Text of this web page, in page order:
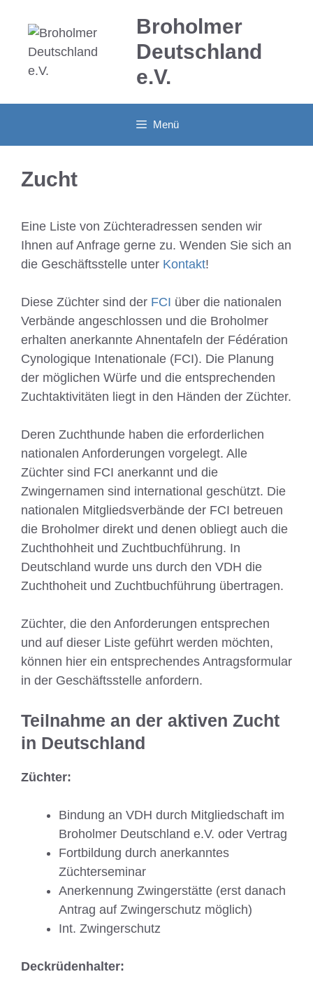
Inhalt
springen
Broholmer
Deutschland
e.V.
Menü
Zucht
Eine Liste von Züchteradressen senden wir
Ihnen auf Anfrage gerne zu. Wenden Sie sich an
die Geschäftsstelle unter Kontakt!
Diese Züchter sind der FCI über die nationalen
Verbände angeschlossen und die Broholmer
erhalten anerkannte Ahnentafeln der Fédération
Cynologique Intenationale (FCI). Die Planung
der möglichen Würfe und die entsprechenden
Zuchtaktivitäten liegt in den Händen der Züchter.
Deren Zuchthunde haben die erforderlichen
nationalen Anforderungen vorgelegt. Alle
Züchter sind FCI anerkannt und die
Zwingernamen sind international geschützt. Die
nationalen Mitgliedsverbände der FCI betreuen
die Broholmer direkt und denen obliegt auch die
Zuchthohheit und Zuchtbuchführung. In
Deutschland wurde uns durch den VDH die
Zuchthoheit und Zuchtbuchführung übertragen.
Züchter, die den Anforderungen entsprechen
und auf dieser Liste geführt werden möchten,
können hier ein entsprechendes Antragsformular
in der Geschäftsstelle anfordern.
Teilnahme an der aktiven Zucht
in Deutschland
Züchter:
Bindung an VDH durch Mitgliedschaft im
Broholmer Deutschland e.V. oder Vertrag
Fortbildung durch anerkanntes
Züchterseminar
Anerkennung Zwingerstätte (erst danach
Antrag auf Zwingerschutz möglich)
Int. Zwingerschutz
Deckrüdenhalter: